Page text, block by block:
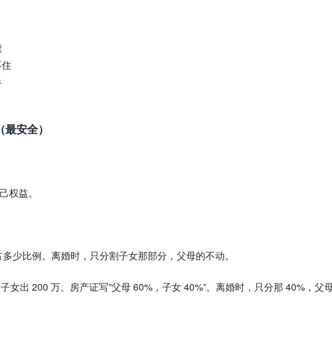
安全）
权益。
少比例。离婚时，只分割子女那部分，父母的不动。
女出 200 万。房产证写”父母 60%，子女 40%”。离婚时，只分那 40%，父